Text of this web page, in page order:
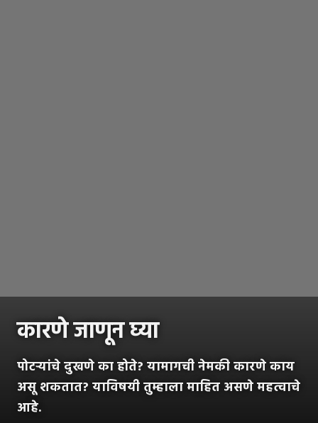
कारणे जाणून घ्या
पोटऱ्यांचे दुखणे का होते? यामागची नेमकी कारणे काय
असू शकतात? याविषयी तुम्हाला माहित असणे महत्वाचे
आहे.